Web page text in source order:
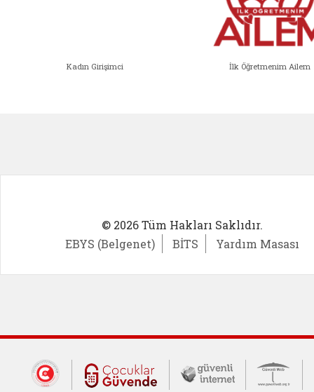
Kadın Girişimci İlk Öğretmenim Ailem
© 2026 Tüm Hakları Saklıdır.
EBYS (Belgenet)
BİTS Yardım Masası
Dış Bağlantılar
Cumhurbaşkanlığı İletişim Merkezi
Çocuklar Güvende (yeni
Güvenli